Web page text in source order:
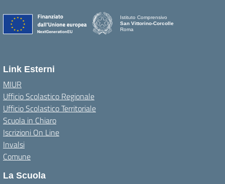
Istituto Comprensivo
San Vittorino-Corcolle
Roma
Link Esterni
MIUR
Ufficio Scolastico Regionale
Ufficio Scolastico Territoriale
Scuola in Chiaro
Iscrizioni On Line
Invalsi
Comune
La Scuola